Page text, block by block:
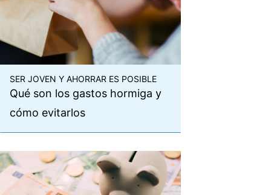
SER JOVEN Y AHORRAR ES POSIBLE
Qué son los gastos hormiga y
cómo evitarlos